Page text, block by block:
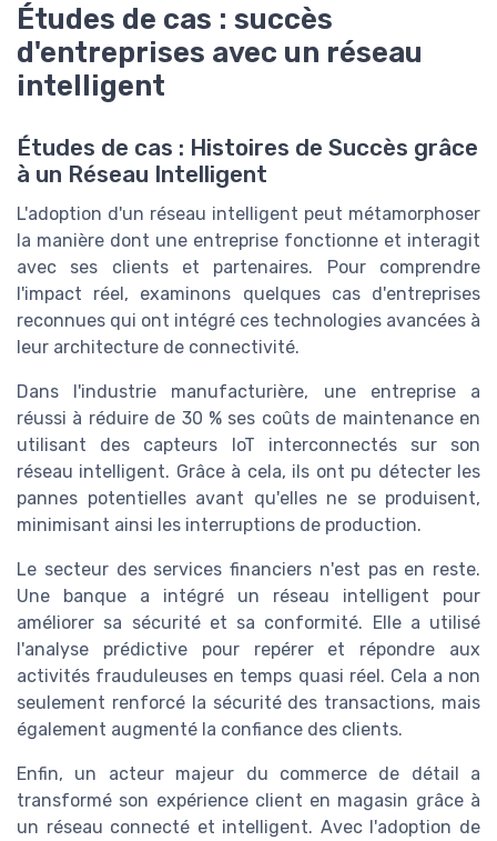
Études de cas : succès
d'entreprises avec un réseau
intelligent
Études de cas : Histoires de Succès grâce
à un Réseau Intelligent
L'adoption d'un réseau intelligent peut métamorphoser
la manière dont une entreprise fonctionne et interagit
avec ses clients et partenaires. Pour comprendre
l'impact réel, examinons quelques cas d'entreprises
reconnues qui ont intégré ces technologies avancées à
leur architecture de connectivité.
Dans l'industrie manufacturière, une entreprise a
réussi à réduire de 30 % ses coûts de maintenance en
utilisant des capteurs IoT interconnectés sur son
réseau intelligent. Grâce à cela, ils ont pu détecter les
pannes potentielles avant qu'elles ne se produisent,
minimisant ainsi les interruptions de production.
Le secteur des services financiers n'est pas en reste.
Une banque a intégré un réseau intelligent pour
améliorer sa sécurité et sa conformité. Elle a utilisé
l'analyse prédictive pour repérer et répondre aux
activités frauduleuses en temps quasi réel. Cela a non
seulement renforcé la sécurité des transactions, mais
également augmenté la confiance des clients.
Enfin, un acteur majeur du commerce de détail a
transformé son expérience client en magasin grâce à
un réseau connecté et intelligent. Avec l'adoption de